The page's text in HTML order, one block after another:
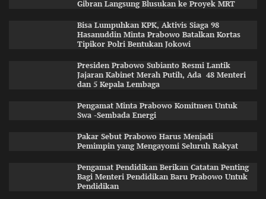
Gibran Langsung Blusukan ke Proyek MRT
Bisa Lumpuhkan KPK, Aktivis Siaga 98
Hasanuddin Minta Prabowo Batalkan Kortas
Tipikor Polri Bentukan Jokowi
Presiden Prabowo Subianto Resmi Lantik
Jajaran Kabinet Merah Putih, Ada 48 Menteri
dan 5 Kepala Lembaga
Pengamat Minta Prabowo Komitmen Untuk
Swa -Sembada Energi
Pakar Sebut Prabowo Harus Menjadi
Pemimpin yang Mengayomi Seluruh Rakyat
Pengamat Pendidikan Berikan Catatan Penting
Bagi Menteri Pendidikan Baru Prabowo Untuk
Pendidikan